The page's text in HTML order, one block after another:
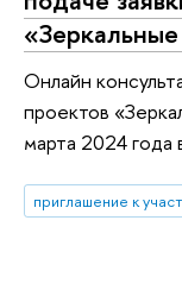
Онлайн
проектов
марта 2024
приглашение к